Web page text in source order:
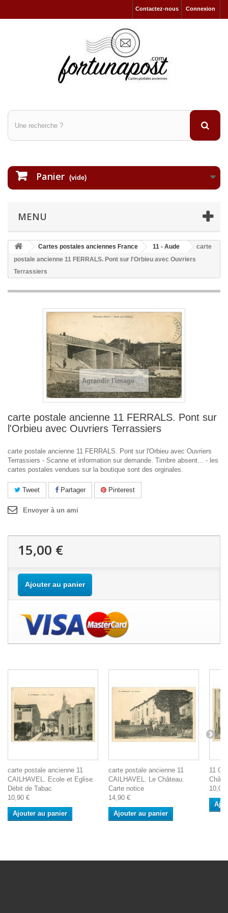
Connexion
Contactez-nous
Panier (vide)
MENU
Cartes postales anciennes France 11 - Aude
carte
postale ancienne 11 FERRALS. Pont sur l'Orbieu avec Ouvriers
Terrassiers
Agrandir l'image
carte postale ancienne 11 FERRALS. Pont sur
l'Orbieu avec Ouvriers Terrassiers
carte postale ancienne 11 FERRALS. Pont sur l'Orbieu avec Ouvriers
Terrassiers - Scanne et information sur demande. Timbre absent... - les
cartes postales vendues sur la boutique sont des orginales.
Tweet Partager Pinterest
Envoyer à un ami
15,00 €
Ajouter au panier
carte postale ancienne 11
CAILHAVEL. Ecole et Eglise.
Débit de Tabac
10,90 €
Ajouter au panier
carte postale ancienne 11
CAILHAVEL. Le Château.
Carte notice
14,90 €
Ajouter au panier
11
10,00